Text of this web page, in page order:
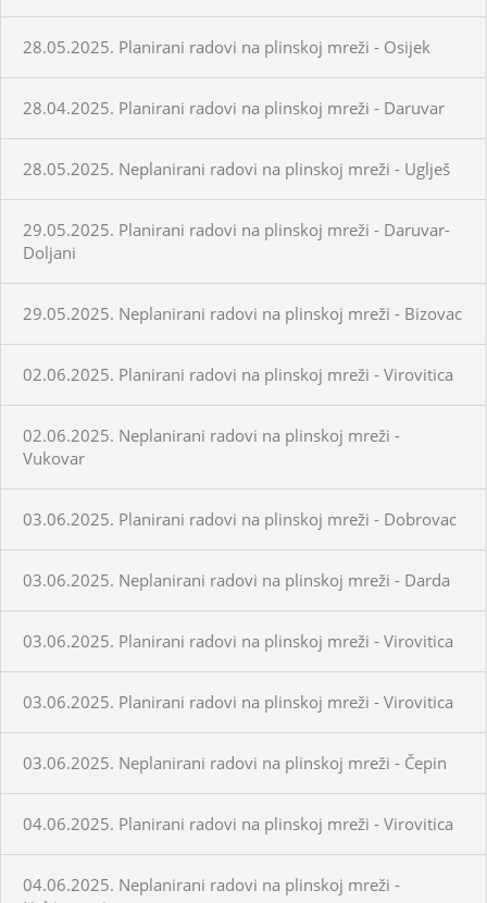
28.05.2025. Planirani radovi na plinskoj mreži - Osijek
28.04.2025. Planirani radovi na plinskoj mreži - Daruvar
28.05.2025. Neplanirani radovi na plinskoj mreži - Uglješ
29.05.2025. Planirani radovi na plinskoj mreži - Daruvar-
Doljani
29.05.2025. Neplanirani radovi na plinskoj mreži - Bizovac
02.06.2025. Planirani radovi na plinskoj mreži - Virovitica
02.06.2025. Neplanirani radovi na plinskoj mreži -
Vukovar
03.06.2025. Planirani radovi na plinskoj mreži - Dobrovac
03.06.2025. Neplanirani radovi na plinskoj mreži - Darda
03.06.2025. Planirani radovi na plinskoj mreži - Virovitica
03.06.2025. Planirani radovi na plinskoj mreži - Virovitica
03.06.2025. Neplanirani radovi na plinskoj mreži - Čepin
04.06.2025. Planirani radovi na plinskoj mreži - Virovitica
04.06.2025. Neplanirani radovi na plinskoj mreži -